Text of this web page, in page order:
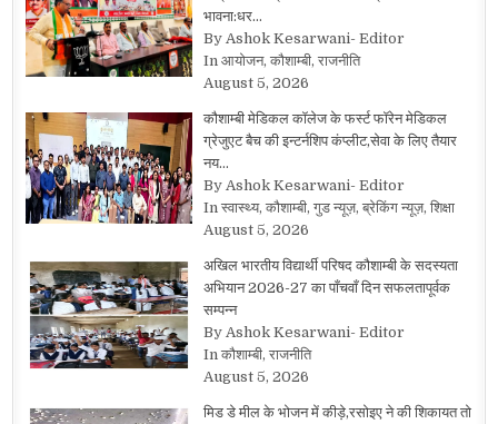
भावना:धर…
By Ashok Kesarwani- Editor
In आयोजन, कौशाम्बी, राजनीति
August 5, 2026
कौशाम्बी मेडिकल कॉलेज के फर्स्ट फॉरेन मेडिकल
ग्रेजुएट बैच की इन्टर्नशिप कंप्लीट,सेवा के लिए तैयार
नय…
By Ashok Kesarwani- Editor
In स्वास्थ्य, कौशाम्बी, गुड न्यूज़, ब्रेकिंग न्यूज़, शिक्षा
August 5, 2026
अखिल भारतीय विद्यार्थी परिषद कौशाम्बी के सदस्यता
अभियान 2026-27 का पाँचवाँ दिन सफलतापूर्वक
सम्पन्न
By Ashok Kesarwani- Editor
In कौशाम्बी, राजनीति
August 5, 2026
मिड डे मील के भोजन में कीड़े,रसोइए ने की शिकायत तो